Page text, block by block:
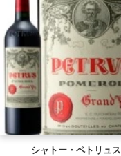
シャトー・ペトリュス